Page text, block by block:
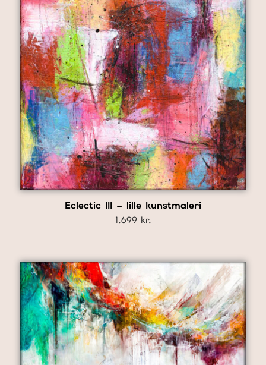
Eclectic III – lille kunstmaleri
1.699 kr.